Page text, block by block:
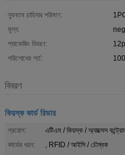
ন্যূনতম চাহিদার পরিমাণ:
মূল্য:
প্যাকেজিং বিবরণ:
পরিশোধের শর্ত:
বিবরণ
কিয়স্ক কার্ড রিডার
প্রয়োগ:
এটিএম / কিয়স্ক / অ্যাক্সেস
কার্ডের ধরন:
, RFID / আইসি / চৌম্বক